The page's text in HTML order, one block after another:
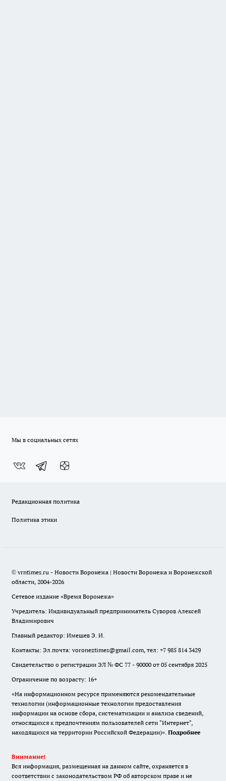
Мы в социальных сетях
Редакционная политика
Политика этики
© vrntimes.ru - Новости Воронежа | Новости Воронежа и Воронежской
области, 2004-2026
Сетевое издание «Время Воронежа»
Учредитель: Индивидуальный предприниматель Суворов Алексей
Владимирович
Главный редактор: Имешев Э. И.
Контакты: Эл.почта: voroneztimes@gmail.com, тел: +7 985 814 3429
Свидетельство о регистрации ЭЛ № ФС 77 - 90000 от 05 сентября 2025
Ограничение по возрасту: 16+
«На информационном ресурсе применяются рекомендательные
технологии (информационные технологии предоставления
информации на основе сбора, систематизации и анализа сведений,
относящихся к предпочтениям пользователей сети "Интернет",
находящихся на территории Российской Федерации)». Подробнее
Внимание!
Вся информация, размещенная на данном сайте, охраняется в
соответствии с законодательством РФ об авторском праве и не